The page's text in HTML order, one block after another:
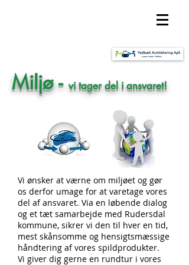
Miljø - vi tager del i ansvaret!
Vi ønsker at værne om miljøet og gør
os derfor umage for at varetage vores
del af ansvaret. Via en løbende dialog
og et tæt samarbejde med Rudersdal
kommune, sikrer vi den til hver en tid,
mest skånsomme og hensigtsmæssige
håndtering af vores spildprodukter.
Vi giver dig gerne en rundtur i vores